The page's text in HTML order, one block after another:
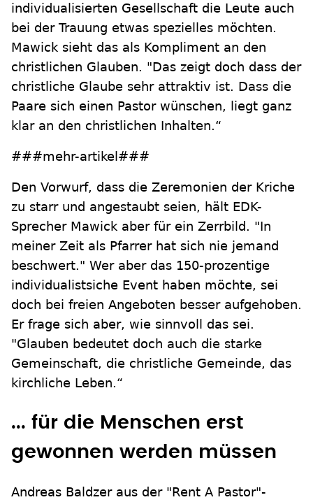
individualisierten Gesellschaft die Leute auch
bei der Trauung etwas spezielles möchten.
Mawick sieht das als Kompliment an den
christlichen Glauben. "Das zeigt doch dass der
christliche Glaube sehr attraktiv ist. Dass die
Paare sich einen Pastor wünschen, liegt ganz
klar an den christlichen Inhalten.“
###mehr-artikel###
Den Vorwurf, dass die Zeremonien der Kriche
zu starr und angestaubt seien, hält EDK-
Sprecher Mawick aber für ein Zerrbild. "In
meiner Zeit als Pfarrer hat sich nie jemand
beschwert." Wer aber das 150-prozentige
individualistsiche Event haben möchte, sei
doch bei freien Angeboten besser aufgehoben.
Er frage sich aber, wie sinnvoll das sei.
"Glauben bedeutet doch auch die starke
Gemeinschaft, die christliche Gemeinde, das
kirchliche Leben.“
... für die Menschen erst
gewonnen werden müssen
Andreas Baldzer aus der "Rent A Pastor"-